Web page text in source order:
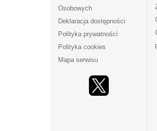
Osobowych
Deklaracja dostępności
Polityka prywatności
Polityka cookies
Mapa serwisu